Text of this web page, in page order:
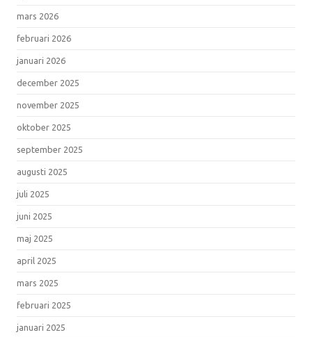
mars 2026
februari 2026
januari 2026
december 2025
november 2025
oktober 2025
september 2025
augusti 2025
juli 2025
juni 2025
maj 2025
april 2025
mars 2025
februari 2025
januari 2025